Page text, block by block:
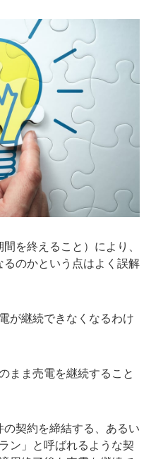
を終えること）により、
のかという点はよく誤解
が継続できなくなるわけ
まま売電を継続すること
契約を締結する、あるい
ン」と呼ばれるような契